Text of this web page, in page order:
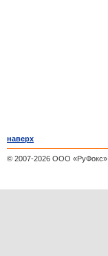
наверх
© 2007-2026 ООО «РуФокс»